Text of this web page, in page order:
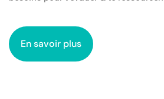
En savoir plus